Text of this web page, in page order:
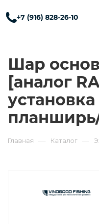
+7 (916) 828-26-10
Шар
[аналог
установка
Главная — Каталог —